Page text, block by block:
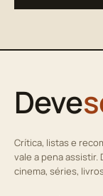
Deve
Crítica, listas e
vale a pena assistir.
cinema, séries,